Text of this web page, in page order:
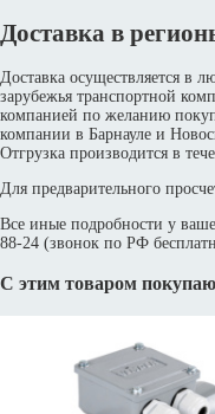
Доставка в
Доставка осуществляется в
зарубежья транспортной
компанией по желанию
компании в Барнауле и
Отгрузка производится в
Для предварительного
Все иные подробности у
88-24 (звонок по РФ
С этим товаром